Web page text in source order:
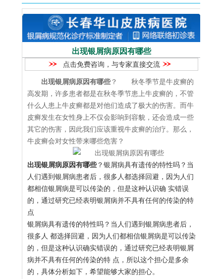
出现银屑病原因有哪些
点击免费咨询，与专家直接交流
出现银屑病原因有哪些 ？ 秋冬季节是牛皮癣的
高发期，许多患者都是在秋冬季节患上牛皮癣的，不管
什么人患上牛皮癣都是对他们造成了极大的伤害。而牛
皮癣发生在女性身上不仅会影响到容貌，还会造成一些
其它的伤害，因此我们应该重视牛皮癣的治疗。那么，
牛皮癣会对女性带来哪些危害？
出现银屑病原因有哪些？银屑病具有遗传的特性吗？当
人们遇到银屑病患者后，很多人都选择回避，因为人们
都相信银屑病是可以传染的，但是这种认识确 实错误
的，通过研究已经表明银屑病并不具有任何的传染的特
点
银屑病具有遗传的特性吗？当人们遇到银屑病患者后，
很多人 都选择回避，因为人们都相信银屑病是可以传染
的，但是这种认识确实错误的，通过研究已经表明银屑
病并不具有任何的传染的特 点，所以这个担心是多余
的，具体分析如下，希望能够大家的担心。